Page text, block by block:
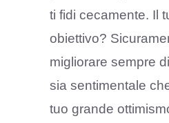
ti fidi cecamente. Il
obiettivo?
migliorare sempre
sia sentimentale
tuo grande